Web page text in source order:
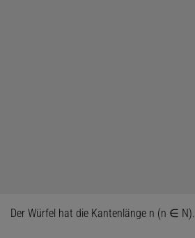
Der Würfel hat die Kantenlänge n (n ∈ N).